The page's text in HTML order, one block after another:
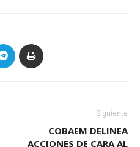
Siguiente
COBAEM DELINEA
ACCIONES DE CARA AL